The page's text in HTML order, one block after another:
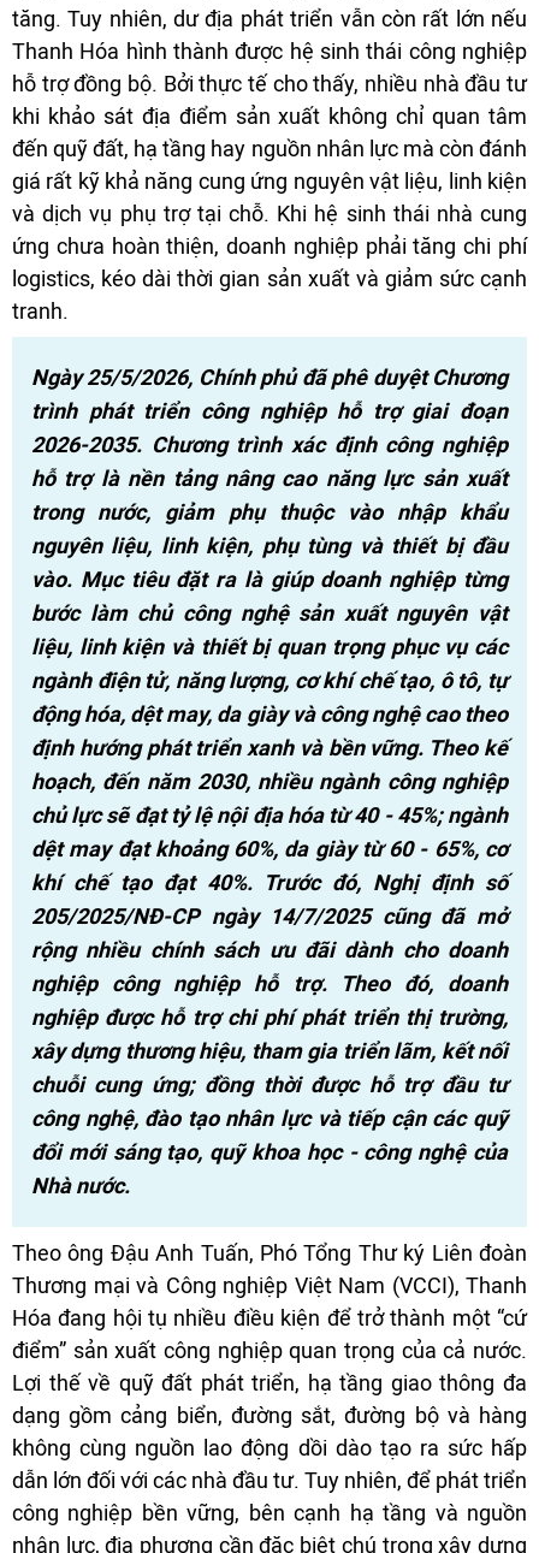
tăng. Tuy nhiên, dư địa phát triển vẫn còn rất lớn nếu
Thanh Hóa hình thành được hệ sinh thái công nghiệp
hỗ trợ đồng bộ. Bởi thực tế cho thấy, nhiều nhà đầu tư
khi khảo sát địa điểm sản xuất không chỉ quan tâm
đến quỹ đất, hạ tầng hay nguồn nhân lực mà còn đánh
giá rất kỹ khả năng cung ứng nguyên vật liệu, linh kiện
và dịch vụ phụ trợ tại chỗ. Khi hệ sinh thái nhà cung
ứng chưa hoàn thiện, doanh nghiệp phải tăng chi phí
logistics, kéo dài thời gian sản xuất và giảm sức cạnh
tranh.
Ngày 25/5/2026, Chính phủ đã phê duyệt Chương
trình phát triển công nghiệp hỗ trợ giai đoạn
2026-2035. Chương trình xác định công nghiệp
hỗ trợ là nền tảng nâng cao năng lực sản xuất
trong nước, giảm phụ thuộc vào nhập khẩu
nguyên liệu, linh kiện, phụ tùng và thiết bị đầu
vào. Mục tiêu đặt ra là giúp doanh nghiệp từng
bước làm chủ công nghệ sản xuất nguyên vật
liệu, linh kiện và thiết bị quan trọng phục vụ các
ngành điện tử, năng lượng, cơ khí chế tạo, ô tô, tự
động hóa, dệt may, da giày và công nghệ cao theo
định hướng phát triển xanh và bền vững. Theo kế
hoạch, đến năm 2030, nhiều ngành công nghiệp
chủ lực sẽ đạt tỷ lệ nội địa hóa từ 40 - 45%; ngành
dệt may đạt khoảng 60%, da giày từ 60 - 65%, cơ
khí chế tạo đạt 40%. Trước đó, Nghị định số
205/2025/NĐ-CP ngày 14/7/2025 cũng đã mở
rộng nhiều chính sách ưu đãi dành cho doanh
nghiệp công nghiệp hỗ trợ. Theo đó, doanh
nghiệp được hỗ trợ chi phí phát triển thị trường,
xây dựng thương hiệu, tham gia triển lãm, kết nối
chuỗi cung ứng; đồng thời được hỗ trợ đầu tư
công nghệ, đào tạo nhân lực và tiếp cận các quỹ
đổi mới sáng tạo, quỹ khoa học - công nghệ của
Nhà nước.
Theo ông Đậu Anh Tuấn, Phó Tổng Thư ký Liên đoàn
Thương mại và Công nghiệp Việt Nam (VCCI), Thanh
Hóa đang hội tụ nhiều điều kiện để trở thành một “cứ
điểm” sản xuất công nghiệp quan trọng của cả nước.
Lợi thế về quỹ đất phát triển, hạ tầng giao thông đa
dạng gồm cảng biển, đường sắt, đường bộ và hàng
không cùng nguồn lao động dồi dào tạo ra sức hấp
dẫn lớn đối với các nhà đầu tư. Tuy nhiên, để phát triển
công nghiệp bền vững, bên cạnh hạ tầng và nguồn
nhân lực, địa phương cần đặc biệt chú trọng xây dựng